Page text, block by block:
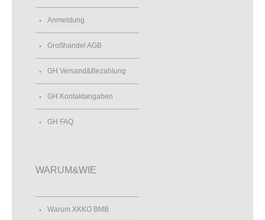
Anmeldung
Großhandel AGB
GH Versand&Bezahlung
GH Kontaktangaben
GH FAQ
WARUM&WIE
Warum XKKO BMB